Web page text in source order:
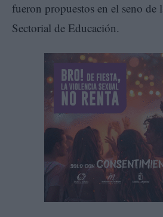
fueron propuestos en el seno de
Sectorial de Educación.